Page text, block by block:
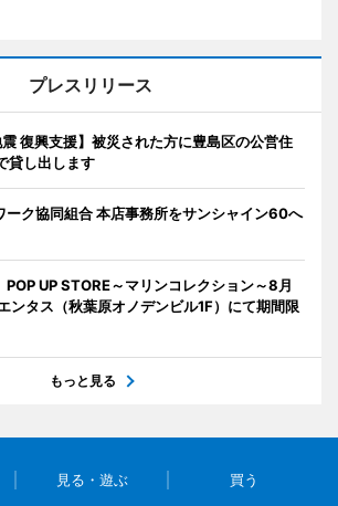
プレスリリース
震 復興支援】被災された方に豊島区の公営住
貸し出します
ーク協同組合 本店事務所をサンシャイン60へ
POP UP STORE～マリンコレクション～8月
ンタス（秋葉原オノデンビル1F）にて期間限
もっと見る
見る・遊ぶ 買う